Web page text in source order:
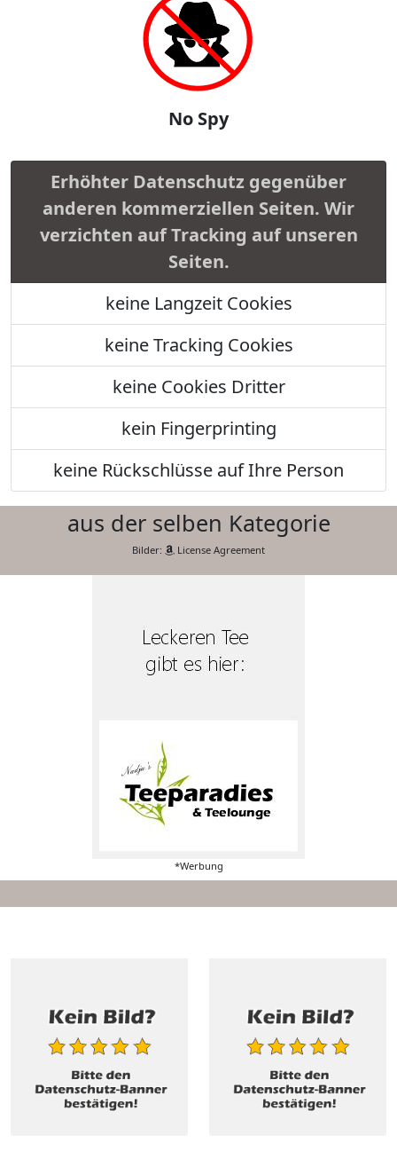
No Spy
Erhöhter Datenschutz gegenüber
anderen kommerziellen Seiten. Wir
verzichten auf Tracking auf unseren
Seiten.
keine Langzeit Cookies
keine Tracking Cookies
keine Cookies Dritter
kein Fingerprinting
keine Rückschlüsse auf Ihre Person
aus der selben Kategorie
Bilder: License Agreement
*Werbung